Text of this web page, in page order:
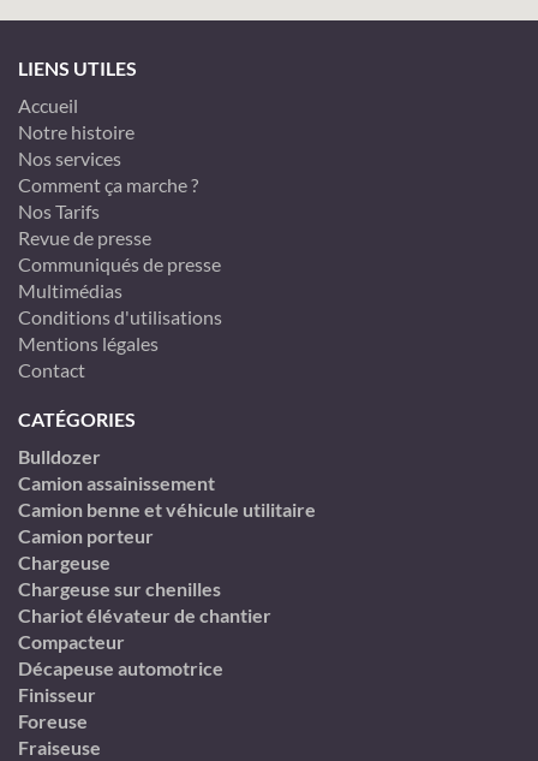
LIENS UTILES
Accueil
Notre histoire
Nos services
Comment ça marche ?
Nos Tarifs
Revue de presse
Communiqués de presse
Multimédias
Conditions d'utilisations
Mentions légales
Contact
CATÉGORIES
Bulldozer
Camion assainissement
Camion benne et véhicule utilitaire
Camion porteur
Chargeuse
Chargeuse sur chenilles
Chariot élévateur de chantier
Compacteur
Décapeuse automotrice
Finisseur
Foreuse
Fraiseuse